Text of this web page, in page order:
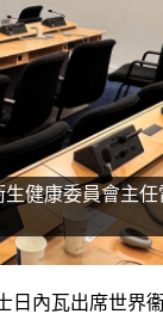
健康委員會主
日內瓦出席世界